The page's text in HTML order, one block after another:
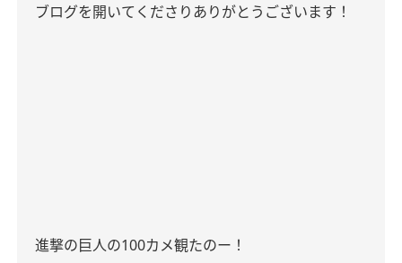
ブログを開いてくださりありがとうございます！
進撃の巨人の100カメ観たのー！